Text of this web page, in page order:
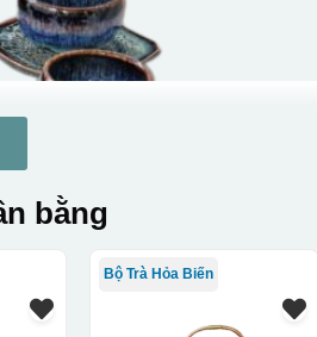
bằng
Bộ Trà Hỏa Biến